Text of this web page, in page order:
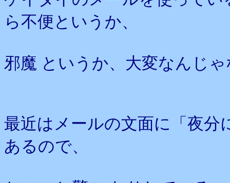
ら不便というか、
邪魔 というか、大変なんじ
最近はメールの文面に「夜
あるので、